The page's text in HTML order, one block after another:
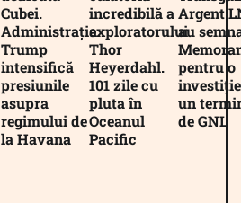
Cubei.
Administrația
Trump
intensifică
presiunile
asupra
regimului de
la Havana
incredibilă a
exploratorului
Thor
Heyerdahl.
101 zile cu
pluta în
Oceanul
Pacific
Argent
au
pentru o
un
de GNL